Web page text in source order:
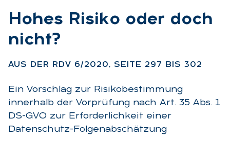
:Ho­hes Ri­si­ko oder doch
nicht?
AUS DER RDV 6/2020, SEI­TE 297 BIS 302
Ein Vorschlag zur Risikobestimmung
innerhalb der Vorprüfung nach Art. 35 Abs. 1
DS-GVO zur Erforderlichkeit einer
Datenschutz-Folgenabschätzung